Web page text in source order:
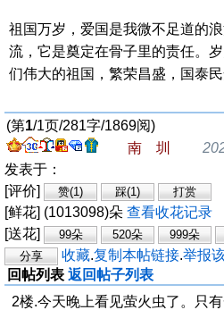
祖国万岁，爱国是我微不足道的
流，它是奠定在骨子里的责任。
们伟大的祖国，繁荣昌盛，国泰民
(第1/1页/281字/1869阅)
南 圳
发表于：
[评价]
[鲜花] (1013098)朵 查看收花记录
[送花]
收藏.复制本帖链接.举报
回帖列表 返回帖子列表
2楼.今天晚上看见萤火虫了。只